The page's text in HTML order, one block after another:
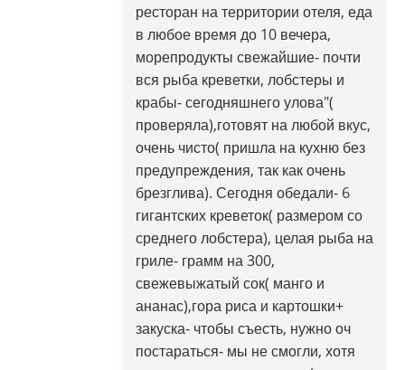
ресторан на территории отеля, еда
в любое время до 10 вечера,
морепродукты свежайшие- почти
вся рыба креветки, лобстеры и
крабы- сегодняшнего улова"(
проверяла),готовят на любой вкус,
очень чисто( пришла на кухню без
предупреждения, так как очень
брезглива). Сегодня обедали- 6
гигантских креветок( размером со
среднего лобстера), целая рыба на
гриле- грамм на 300,
свежевыжатый сок( манго и
ананас),гора риса и картошки+
закуска- чтобы съесть, нужно оч
постараться- мы не смогли, хотя